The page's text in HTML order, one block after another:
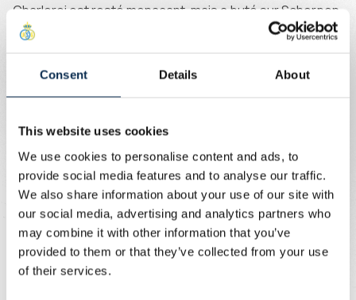
Consent Details About
This website uses cookies
We use cookies to personalise content and ads, to
provide social media features and to analyse our traffic.
We also share information about your use of our site with
our social media, advertising and analytics partners who
may combine it with other information that you’ve
provided to them or that they’ve collected from your use
of their services.
Charleroi est resté menaçant, mais a buté sur Scherpen
après une erreur défensive. Un peu après la demi-heure,
profitant d’une glissade d’un défenseur, mais son tir a
Juste avant la pause, Charleroi a égalisé. Sur une
ballon vers Ousou, qui a saisi sa chance et a marqué : 1-1.
Au retour des vestiaires, l’Union a immédiatement repris
l’avantage. Patris a lancé l’offensive, Florucz a centré
depuis le côté droit et Niang a conclu d’une frappe
puissante : 2-1.